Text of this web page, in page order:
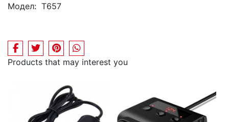
Модел: T657
Products that may interest you